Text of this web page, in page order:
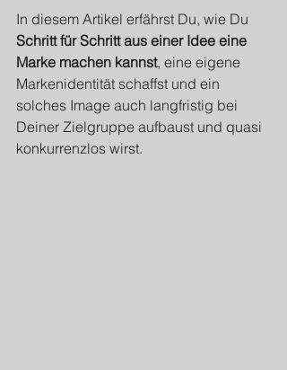
In diesem Artikel erfährst Du, wie Du
Schritt für Schritt aus einer Idee eine
Marke machen kannst, eine eigene
Markenidentität schaffst und ein
solches Image auch langfristig bei
Deiner Zielgruppe aufbaust und quasi
konkurrenzlos wirst.